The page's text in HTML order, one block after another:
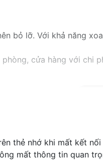
bỏ lỡ. Với khả năng
cửa hàng với chi
thẻ nhớ khi mất kết
mất thông tin quan